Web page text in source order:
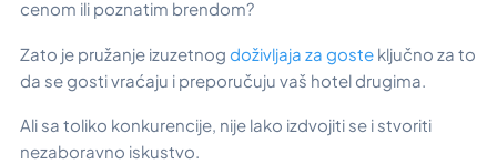
cenom ili poznatim brendom?
Zato je pružanje izuzetnog doživljaja za goste ključno za to
da se gosti vraćaju i preporučuju vaš hotel drugima.
Ali sa toliko konkurencije, nije lako izdvojiti se i stvoriti
nezaboravno iskustvo.